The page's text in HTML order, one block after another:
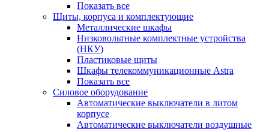
Показать все
Щиты, корпуса и комплектующие
Металлические шкафы
Низковольтные комплектные устройства
(НКУ)
Пластиковые щиты
Шкафы телекоммуникационные Astra
Показать все
Силовое оборудование
Автоматические выключатели в литом
корпусе
Автоматические выключатели воздушные